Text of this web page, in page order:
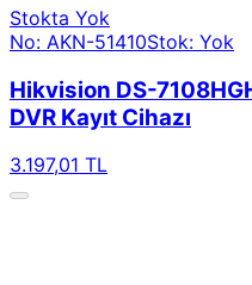
Stokta Yok
No: AKN-51410Stok: Yok
Hikvision DS-
DVR Kayıt Cihazı
3.197,01 TL